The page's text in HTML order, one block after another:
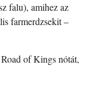
falu), amihez az
farmerdzsekit –
of Kings nótát,